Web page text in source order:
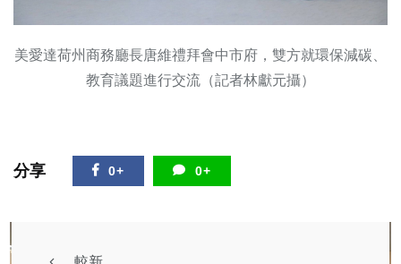
美愛達荷州商務廳長唐維禮拜會中市府，雙方就環保減碳、
教育議題進行交流（記者林獻元攝）
分享 0+ 0+